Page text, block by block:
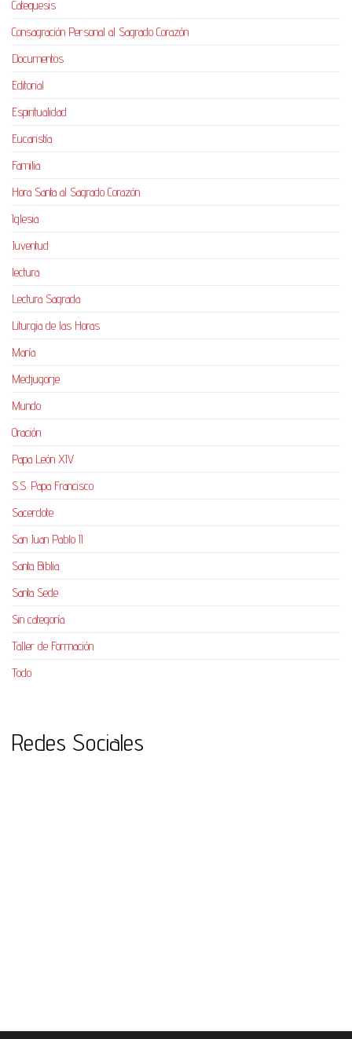
Catequesis
Consagración Personal al Sagrado Corazón
Documentos
Editorial
Espiritualidad
Eucaristía
Familia
Hora Santa al Sagrado Corazón
Iglesia
Juventud
lectura
Lectura Sagrada
Liturgia de las Horas
María
Medjugorje
Mundo
Oración
Papa León XIV
S.S. Papa Francisco
Sacerdote
San Juan Pablo II
Santa Biblia
Santa Sede
Sin categoría
Taller de Formación
Todo
Redes Sociales